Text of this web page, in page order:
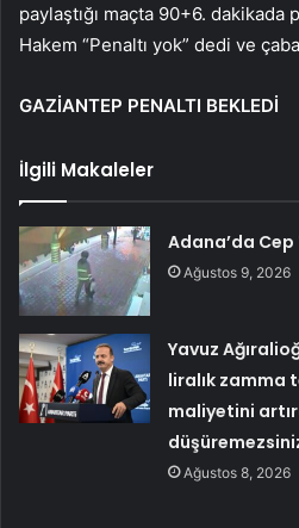
paylaştığı maçta 90+6. dakikada
Hakem “Penaltı yok” dedi ve
GAZİANTEP PENALTI BEKLEDİ
İlgili Makaleler
Adana’da Cep
Ağustos 9, 2026
Yavuz
liralık zamma
maliyetini
Ağustos 8, 2026